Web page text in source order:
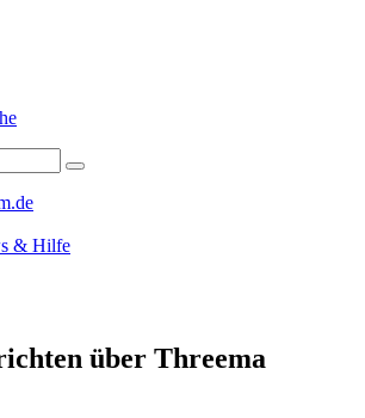
& Hilfe
über Threema